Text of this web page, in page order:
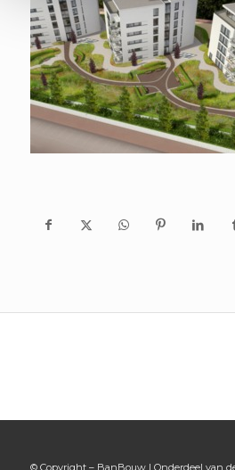
© Copyright – BanBouw | Onderdeel van